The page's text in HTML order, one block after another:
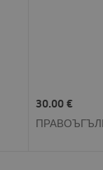
30.00 €